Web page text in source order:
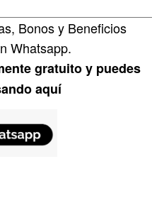
Bonos y Beneficios
Whatsapp.
gratuito y puedes
aquí